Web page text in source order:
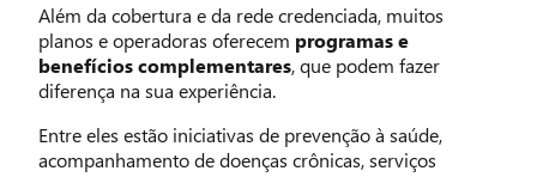
Além da cobertura e da rede credenciada, muitos
planos e operadoras oferecem programas e
benefícios complementares, que podem fazer
diferença na sua experiência.
Entre eles estão iniciativas de prevenção à saúde,
acompanhamento de doenças crônicas, serviços